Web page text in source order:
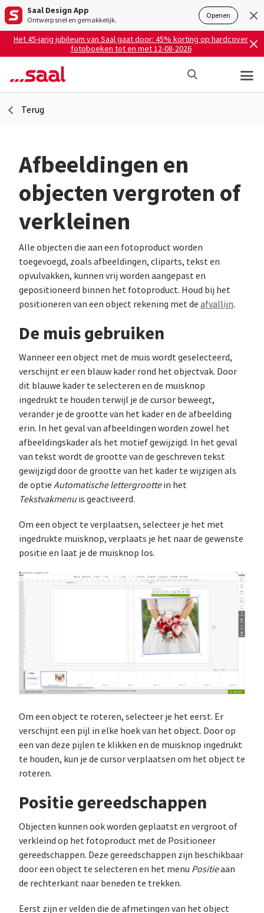
Saal Design App
Ontwerp snel en gemakkelijk. Openen
Het 45-jarig jubileum van Saal gaat door: 45% korting op hardcover
fotoboeken tot en met 12-08-2026
Terug
Afbeeldingen en
objecten vergroten of
verkleinen
Alle objecten die aan een fotoproduct worden
toegevoegd, zoals afbeeldingen, cliparts, tekst en
opvulvakken, kunnen vrij worden aangepast en
gepositioneerd binnen het fotoproduct. Houd bij het
positioneren van een object rekening met de afvallijn.
De muis gebruiken
Wanneer een object met de muis wordt geselecteerd,
verschijnt er een blauw kader rond het objectvak. Door
dit blauwe kader te selecteren en de muisknop
ingedrukt te houden terwijl je de cursor beweegt,
verander je de grootte van het kader en de afbeelding
erin. In het geval van afbeeldingen worden zowel het
afbeeldingskader als het motief gewijzigd. In het geval
van tekst wordt de grootte van de geschreven tekst
gewijzigd door de grootte van het kader te wijzigen als
de optie Automatische lettergroottein het
Tekstvakmenuis geactiveerd.
Om een object te verplaatsen, selecteer je het met
ingedrukte muisknop, verplaats je het naar de gewenste
positie en laat je de muisknop los.
Om een object te roteren, selecteer je het eerst. Er
verschijnt een pijl in elke hoek van het object. Door op
een van deze pijlen te klikken en de muisknop ingedrukt
te houden, kun je de cursor verplaatsen om het object te
roteren.
Positie gereedschappen
Objecten kunnen ook worden geplaatst en vergroot of
verkleind op het fotoproduct met de Positioneer
gereedschappen. Deze gereedschappen zijn beschikbaar
door een object te selecteren en het menu Positieaan
de rechterkant naar beneden te trekken.
Eerst zijn er velden die de afmetingen van het object